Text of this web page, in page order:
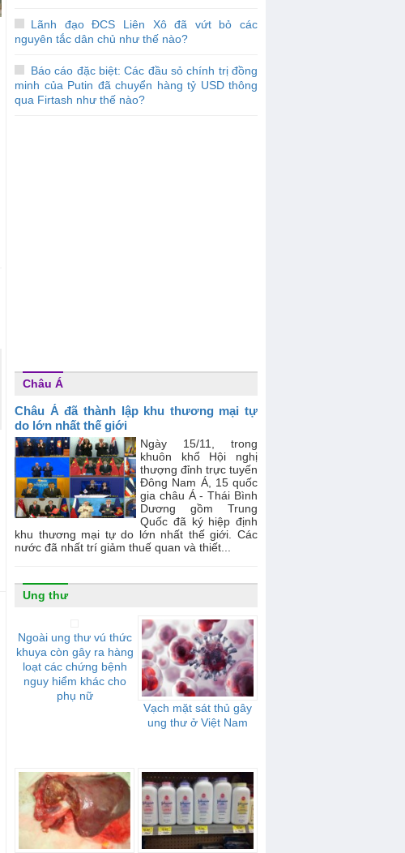
Lãnh đạo ĐCS Liên Xô đã vứt bỏ các
nguyên tắc dân chủ như thế nào?
Báo cáo đặc biệt: Các đầu sỏ chính trị đồng
minh của Putin đã chuyển hàng tỷ USD thông
qua Firtash như thế nào?
Châu Á
Châu Á đã thành lập khu thương mại tự
do lớn nhất thế giới
Ngày 15/11, trong
khuôn khổ Hội nghị
thượng đỉnh trực tuyến
Đông Nam Á, 15 quốc
gia châu Á - Thái Bình
Dương gồm Trung
Quốc đã ký hiệp định
khu thương mại tự do lớn nhất thế giới. Các
nước đã nhất trí giảm thuế quan và thiết...
Ung thư
Ngoài ung thư vú thức
khuya còn gây ra hàng
loạt các chứng bệnh
nguy hiểm khác cho
phụ nữ
Vạch mặt sát thủ gây
ung thư ở Việt Nam